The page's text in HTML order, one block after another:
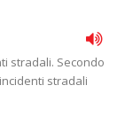
stradali. Secondo
stradali